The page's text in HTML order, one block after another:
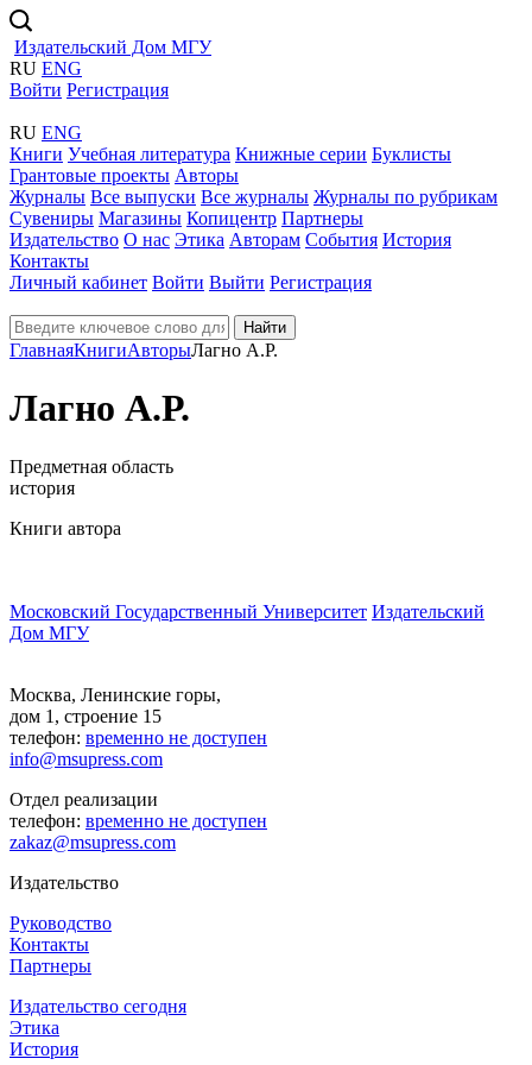
Издательский Дом МГУ
RU ENG
Войти Регистрация
RU ENG
Книги Учебная литература Книжные серии Буклисты
Грантовые проекты Авторы
Журналы Все выпуски Все журналы Журналы по рубрикам
Сувениры Магазины Копицентр Партнеры
Издательство О нас Этика Авторам События История
Контакты
Личный кабинет Войти Выйти Регистрация
Найти
ГлавнаяКнигиАвторыЛагно А.Р.
Лагно А.Р.
Предметная область
история
Книги автора
Московский Государственный Университет Издательский
Дом МГУ
Москва, Ленинские горы,
дом 1, строение 15
телефон: временно не доступен
info@msupress.com
Отдел реализации
телефон: временно не доступен
zakaz@msupress.com
Издательство
Руководство
Контакты
Партнеры
Издательство сегодня
Этика
История